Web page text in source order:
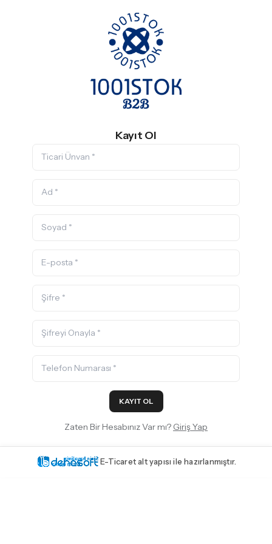
Kayıt Ol
KAYIT OL
Zaten Bir Hesabınız Var mı? Giriş Yap
E-Ticaret alt yapısı ile hazırlanmıştır.